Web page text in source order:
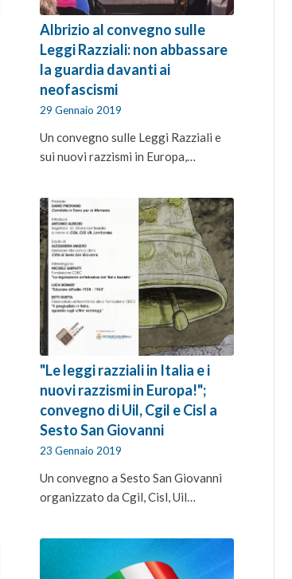
Albrizio al convegno sulle
Leggi Razziali: non abbassare
la guardia davanti ai
neofascismi
29 Gennaio 2019
Un convegno sulle Leggi Razziali e
sui nuovi razzismi in Europa,…
"Le leggi razziali in Italia e i
nuovi razzismi in Europa!";
convegno di Uil, Cgil e Cisl a
Sesto San Giovanni
23 Gennaio 2019
Un convegno a Sesto San Giovanni
organizzato da Cgil, Cisl, Uil…